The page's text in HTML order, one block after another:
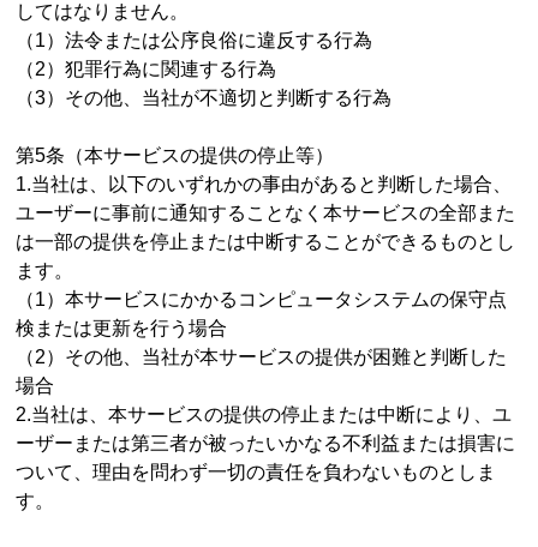
してはなりません。
（1）法令または公序良俗に違反する行為
（2）犯罪行為に関連する行為
（3）その他、当社が不適切と判断する行為
第5条（本サービスの提供の停止等）
1.当社は、以下のいずれかの事由があると判断した場合、
ユーザーに事前に通知することなく本サービスの全部また
は一部の提供を停止または中断することができるものとし
ます。
（1）本サービスにかかるコンピュータシステムの保守点
検または更新を行う場合
（2）その他、当社が本サービスの提供が困難と判断した
場合
2.当社は、本サービスの提供の停止または中断により、ユ
ーザーまたは第三者が被ったいかなる不利益または損害に
ついて、理由を問わず一切の責任を負わないものとしま
す。